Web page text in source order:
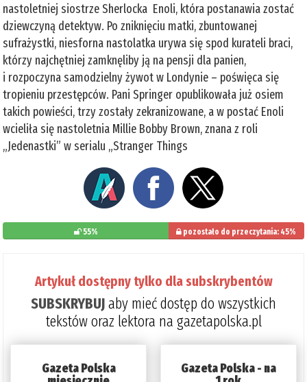
nastoletniej siostrze Sherlocka Enoli, która postanawia zostać
dziewczyną detektyw. Po zniknięciu matki, zbuntowanej
sufrażystki, niesforna nastolatka urywa się spod kurateli braci,
którzy najchętniej zamknęliby ją na pensji dla panien,
i rozpoczyna samodzielny żywot w Londynie – poświęca się
tropieniu przestępców. Pani Springer opublikowała już osiem
takich powieści, trzy zostały zekranizowane, a w postać Enoli
wcieliła się nastoletnia Millie Bobby Brown, znana z roli
„Jedenastki” w serialu „Stranger Things
55% pozostało do przeczytania: 45%
Artykuł dostępny tylko dla subskrybentów
SUBSKRYBUJaby mieć dostęp do wszystkich
tekstów oraz lektora na gazetapolska.pl
Gazeta Polska
Gazeta Polska - na